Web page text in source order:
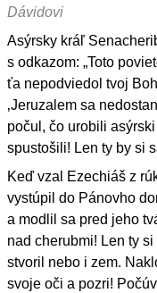
Dávidovi
Asýrsky kráľ
s odkazom: „Toto
ťa nepodviedol tvoj
‚Jeruzalem sa
počul, čo urobili
spustošili! Len ty by si
Keď vzal Ezechiáš z
vystúpil do Pánovho
a modlil sa pred jeho
nad cherubmi! Len ty
stvoril nebo i zem.
svoje oči a pozri!